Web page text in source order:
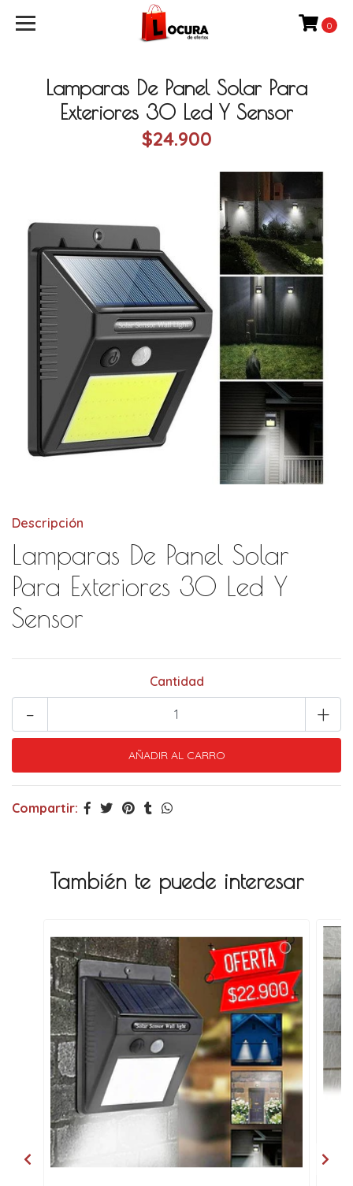
0
Lamparas De Panel Solar Para
Exteriores 30 Led Y Sensor
$24.900
Descripción
Lamparas De Panel Solar
Para Exteriores 30 Led Y
Sensor
Cantidad
+
-
Compartir:
También te puede interesar